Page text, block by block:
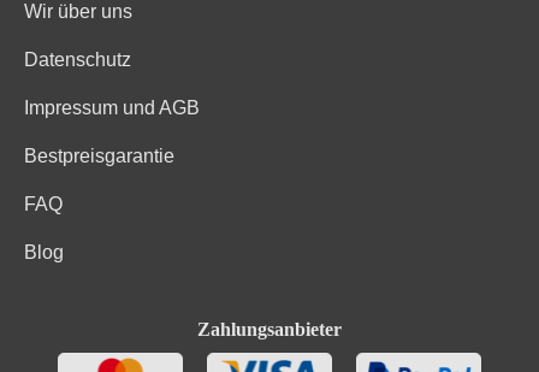
Wir über uns
Datenschutz
Impressum und AGB
Bestpreisgarantie
FAQ
Blog
Zahlungsanbieter